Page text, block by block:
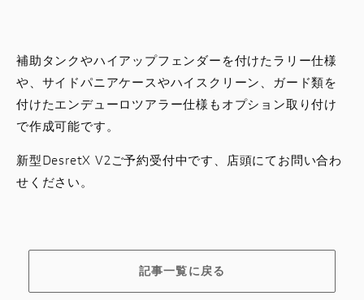
補助タンクやハイアップフェンダーを付けたラリー仕様
や、サイドパニアケースやハイスクリーン、ガード類を
付けたエンデューロツアラー仕様もオプション取り付け
で作成可能です。
新型DesretX V2ご予約受付中です、店頭にてお問い合わ
せください。
記事一覧に戻る